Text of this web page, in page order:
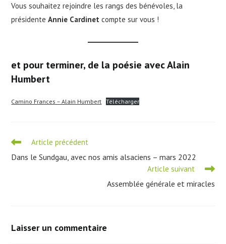
Vous souhaitez rejoindre les rangs des bénévoles, la
présidenteAnnie Cardinetcompte sur vous !
et pour terminer, de la poésie avec Alain
Humbert
Camino Frances – Alain Humbert Télécharger
Read
articles
Article précédent
Dans le Sundgau, avec nos amis alsaciens – mars 2022
Article suivant
Assemblée générale et miracles
Laisser un commentaire